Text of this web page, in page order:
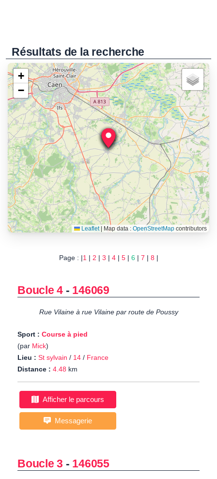
Résultats de la recherche
+
−
Leaflet Map data : OpenStreetMapcontributors
Page : |1| 2 | 3 | 4| 5| 6| 7 | 8 |
Boucle 4 - 146069
Rue Vilaine à rue Vilaine par route de Poussy
Sport : Course à pied
(par Mick)
Lieu : St sylvain / 14 / France
Distance : 4.48 km
Afficher le parcours
Messagerie
Boucle 3 - 146055